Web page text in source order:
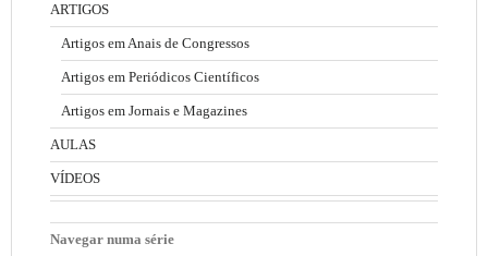
ARTIGOS
Artigos em Anais de Congressos
Artigos em Periódicos Científicos
Artigos em Jornais e Magazines
AULAS
VÍDEOS
Navegar numa série